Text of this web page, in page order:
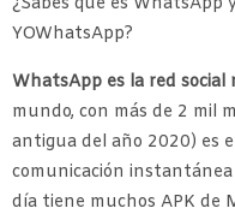
YOWhatsApp?
WhatsApp es la red social
mundo, con más de 2 mil
antigua del año 2020) es
comunicación
día tiene muchos APK de